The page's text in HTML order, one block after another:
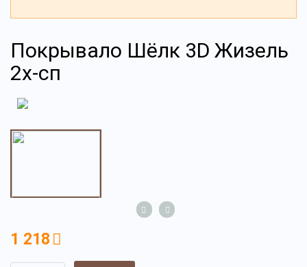
Покрывало Шёлк 3D Жизель
2х-сп
1 218